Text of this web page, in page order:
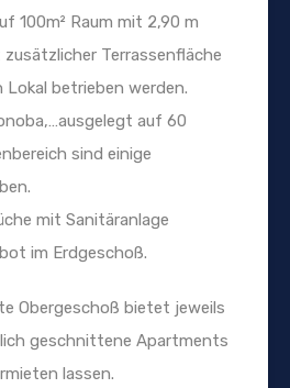
100m² Raum mit 2,90 m
Terrassenfläche
Lokal betrieben werden.
auf 60
sind einige
mit Sanitäranlage
im Erdgeschoß.
Obergeschoß bietet jeweils
geschnittene Apartments
lassen.